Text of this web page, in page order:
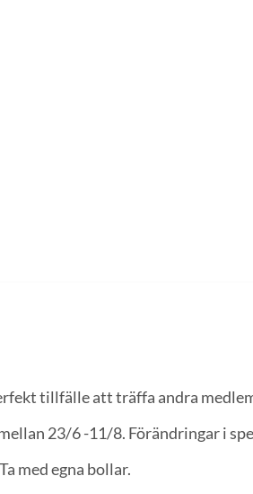
tillfälle att träffa andra
23/6 -11/8. Förändringar i
med egna bollar.